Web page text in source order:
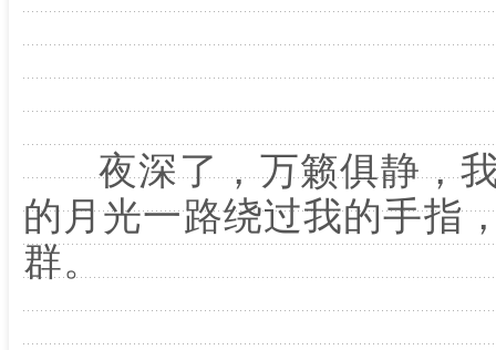
夜深了，万籁俱静，我
的月光一路绕过我的手指
群。